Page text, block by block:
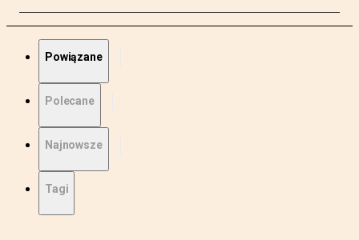
Powiązane
Polecane
Najnowsze
Tagi